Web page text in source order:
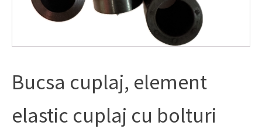
Bucsa cuplaj, element
elastic cuplaj cu bolturi